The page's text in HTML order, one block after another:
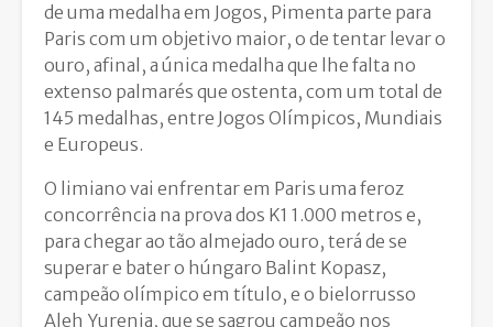
de uma medalha em Jogos, Pimenta parte para
Paris com um objetivo maior, o de tentar levar o
ouro, afinal, a única medalha que lhe falta no
extenso palmarés que ostenta, com um total de
145 medalhas, entre Jogos Olímpicos, Mundiais
e Europeus.
O limiano vai enfrentar em Paris uma feroz
concorrência na prova dos K1 1.000 metros e,
para chegar ao tão almejado ouro, terá de se
superar e bater o húngaro Balint Kopasz,
campeão olímpico em título, e o bielorrusso
Aleh Yurenia, que se sagrou campeão nos